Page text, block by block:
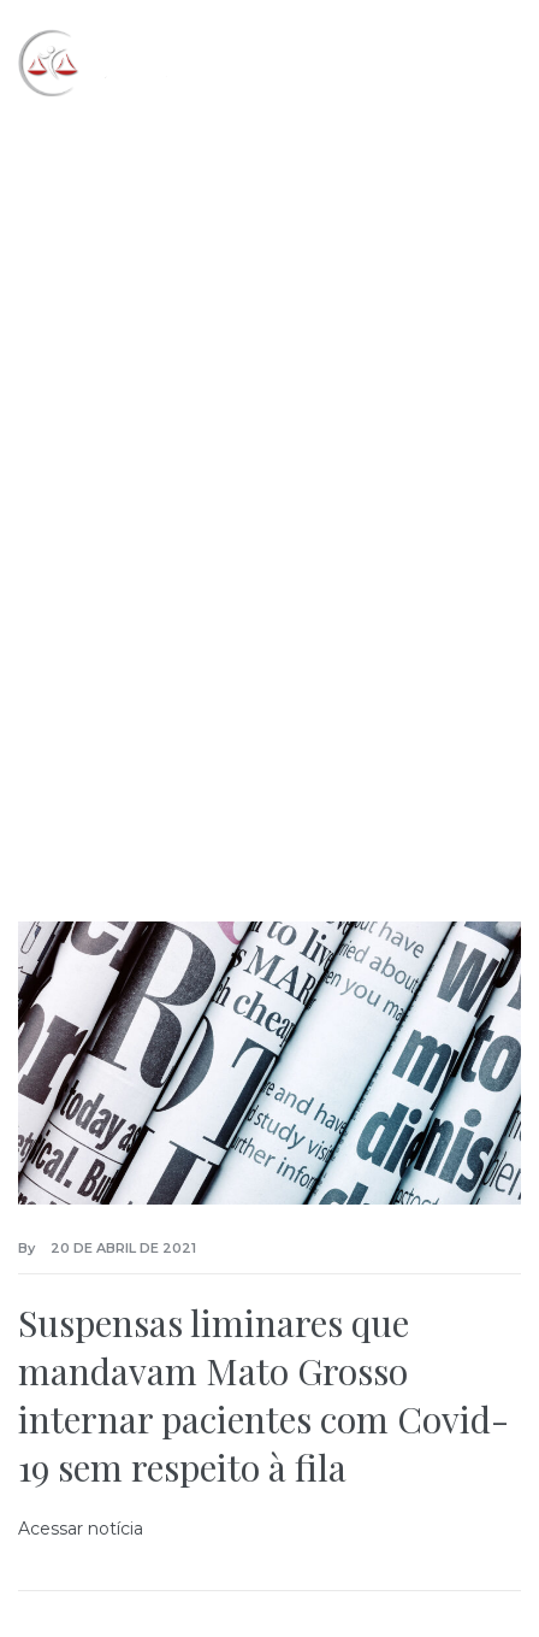
By 20 DE ABRIL DE 2021
Suspensas liminares que
mandavam Mato Grosso
internar pacientes com Covid-
19 sem respeito à fila
Acessar notícia